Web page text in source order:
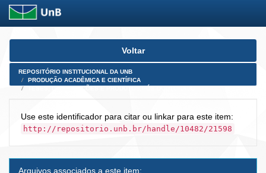
Skip
Voltar
REPOSITÓRIO INSTITUCIONAL DA UNB
PRODUÇÃO ACADÊMICA E CIENTÍFICA
Use este identificador para citar ou linkar para este item:
http://repositorio.unb.br/handle/10482/21598
Arquivos associados a este item: